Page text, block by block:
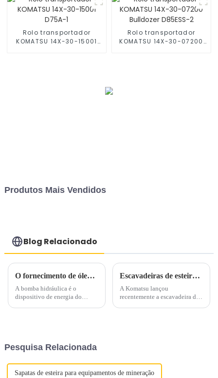
Rolo transportador
KOMATSU 14X-30-15001
Rolo transportador
KOMATSU 14X-30-07200
Produtos Mais Vendidos
Blog Relacionado
O fornecimento de óleo da bomba hidráulica da escavadeira é insuficiente, a pressão não pode aumentar, como fazer?
A bomba hidráulica é o
dispositivo de energia do
área muito grande.
Escavadeiras de esteira para demolição de alto alcance: PC490HRD-11
A Komatsu lançou
recentemente a escavadeira de
Pesquisa Relacionada
Sapatas de esteira para equipamentos de mineração